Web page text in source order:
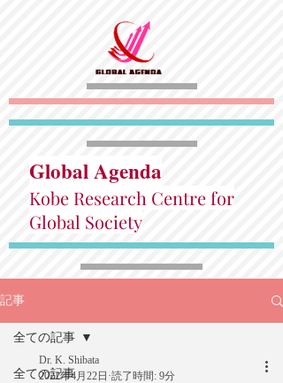
Global Agenda
Kobe Research Centre for
Global Society
記事
全ての記事
全ての記事
Dr. K. Shibata
2022年4月22日 読了時間: 9分